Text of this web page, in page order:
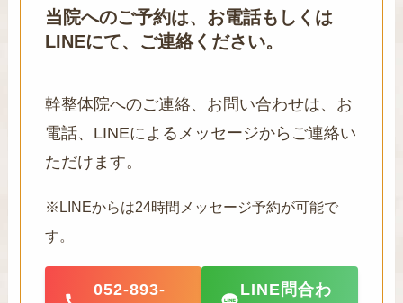
当院へのご予約は、お電話もしくは
LINEにて、ご連絡ください。
幹整体院へのご連絡、お問い合わせは、お
電話、LINEによるメッセージからご連絡い
ただけます。
※LINEからは24時間メッセージ予約が可能で
す。
052-893-
LINE問合わ